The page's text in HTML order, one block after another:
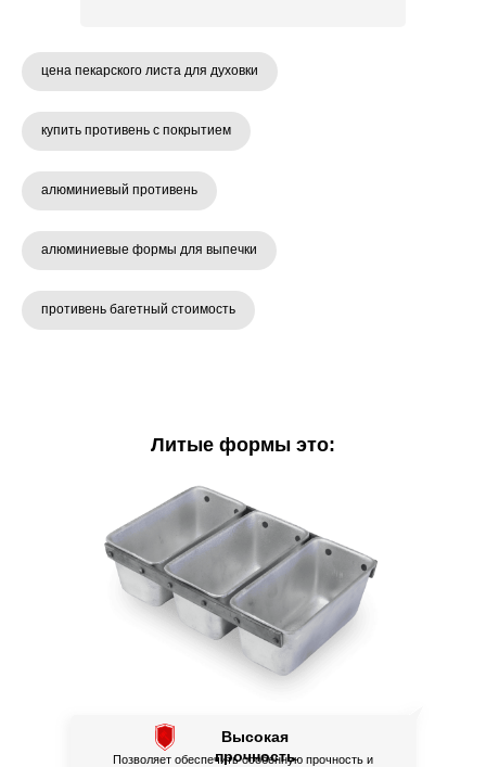
цена пекарского листа для духовки
купить противень с покрытием
алюминиевый противень
алюминиевые формы для выпечки
противень багетный стоимость
Литые формы это:
Позволяет обеспечить особенную прочность и
Высокая
прочность